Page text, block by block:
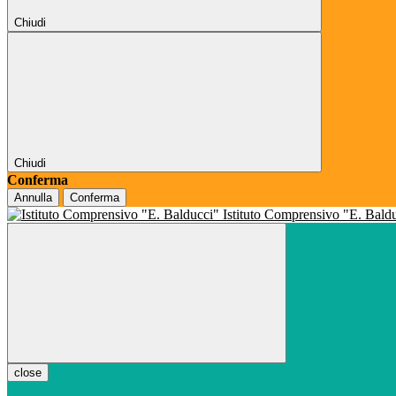
Chiudi
Chiudi
Conferma
Annulla Conferma
Istituto Comprensivo "E.
close